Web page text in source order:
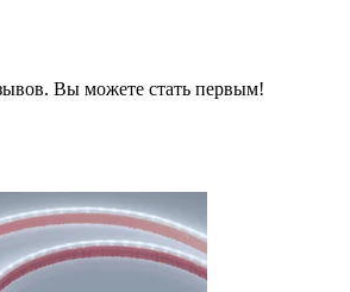
Вы можете стать первым!